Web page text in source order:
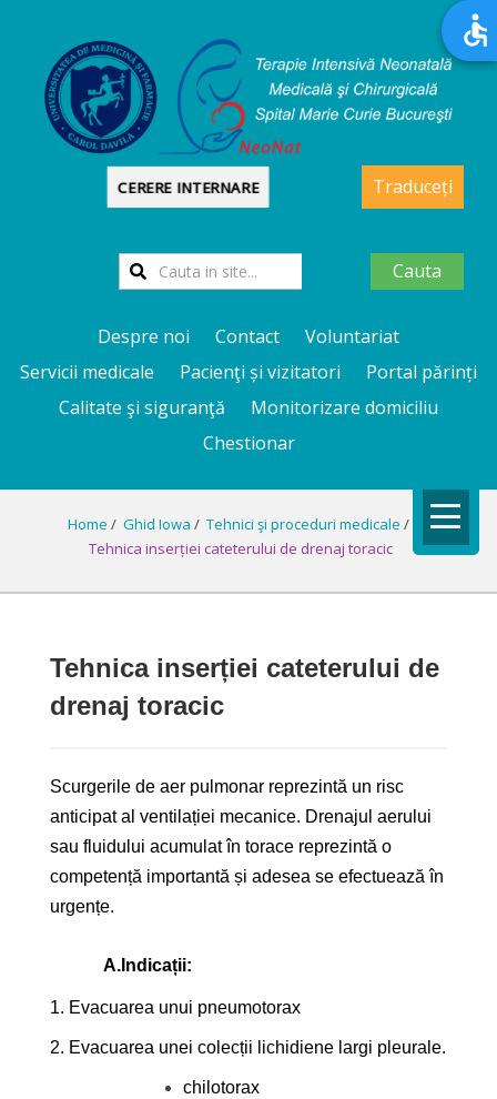
CERERE INTERNARE
Cauta
Traduceți
Despre noi Contact
Voluntariat
Servicii medicale
Pacienţi și vizitatori
Portal părinți
Calitate şi siguranţă
Monitorizare domiciliu
Chestionar
Home / Ghid Iowa / Tehnici şi proceduri medicale /
Tehnica inserției cateterului de drenaj toracic
Tehnica inserției cateterului de
drenaj toracic
Scurgerile de aer pulmonar reprezintă un risc
anticipat al ventilației mecanice. Drenajul aerului
sau fluidului acumulat în torace reprezintă o
competență importantă și adesea se efectuează în
urgențe.
A. Indicații:
1. Evacuarea unui pneumotorax
2. Evacuarea unei colecții lichidiene largi pleurale.
chilotorax